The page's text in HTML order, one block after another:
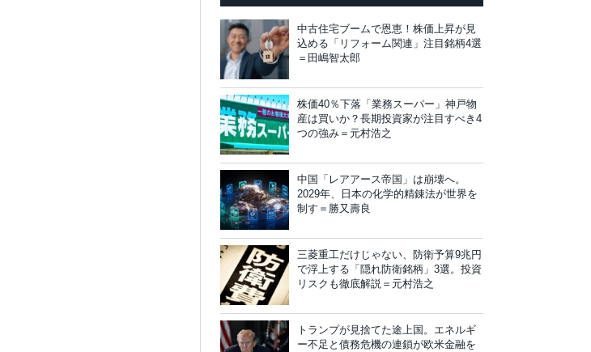
中古住宅ブームで恩恵！株価上昇が見
込める「リフォーム関連」注目銘柄4選
＝田嶋智太郎
株価40％下落「業務スーパー」神戸物
産は買いか？長期投資家が注目すべき4
つの強み＝元村浩之
中国「レアアース帝国」は崩壊へ。
2029年、日本の化学的精錬法が世界を
制す＝勝又壽良
三菱重工だけじゃない、防衛予算9兆円
で浮上する「隠れ防衛銘柄」3選。投資
リスクも徹底解説＝元村浩之
トランプが見捨てた途上国。エネルギ
ー不足と債務危機の連鎖が欧米金融を